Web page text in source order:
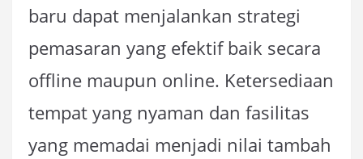
baru dapat menjalankan strategi
pemasaran yang efektif baik secara
offline maupun online. Ketersediaan
tempat yang nyaman dan fasilitas
yang memadai menjadi nilai tambah